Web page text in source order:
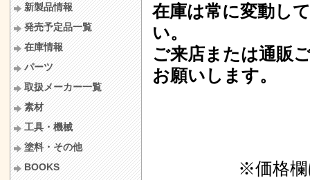
在庫は常に変動し
い。
ご来店または通販
お願いします。
※価格
新製品情報
発売予定品一覧
在庫情報
パーツ
取扱メーカー一覧
素材
工具・機械
塗料・その他
BOOKS